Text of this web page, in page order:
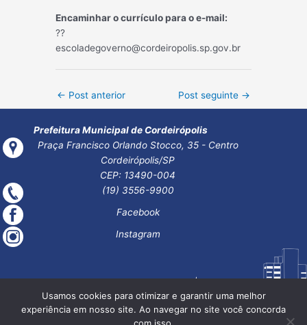
Encaminhar o currículo para o e-mail:
??
escoladegoverno@cordeiropolis.sp.gov.br
Post
← Post anterior Post seguinte →
Prefeitura Municipal de Cordeirópolis
Praça Francisco Orlando Stocco, 35 - Centro
Cordeirópolis/SP
CEP: 13490-004
(19) 3556-9900
Facebook
Instagram
Usamos cookies para otimizar e garantir uma melhor
experiência em nosso site. Ao navegar no site você concorda